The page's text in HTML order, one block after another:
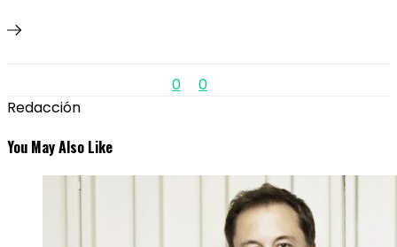
0
0
Redacción
You May Also Like